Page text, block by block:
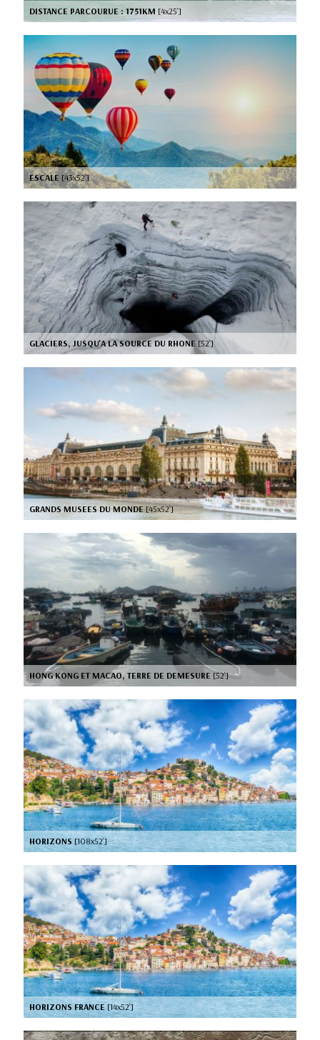
DISTANCE PARCOURUE : 1751KM [4x25’]
ESCALE [43x52’]
GLACIERS, JUSQU'A LA SOURCE DU RHONE [52’]
GRANDS MUSEES DU MONDE [45x52’]
HONG KONG ET MACAO, TERRE DE DEMESURE [52’]
HORIZONS[108x52’]
HORIZONS FRANCE[14x52’]